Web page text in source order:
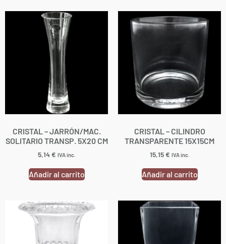
CRISTAL – JARRÓN/MAC.
SOLITARIO TRANSP. 5X20 CM
5,14€ IVA inc.
Añadir al carrito
CRISTAL – CILINDRO
TRANSPARENTE 15X15CM
15,15€ IVA inc.
Añadir al carrito